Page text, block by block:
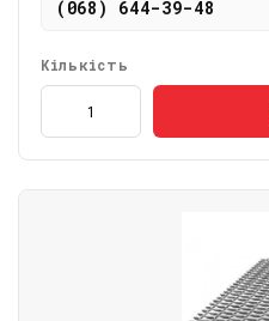
(068) 644-39-48
Кількість